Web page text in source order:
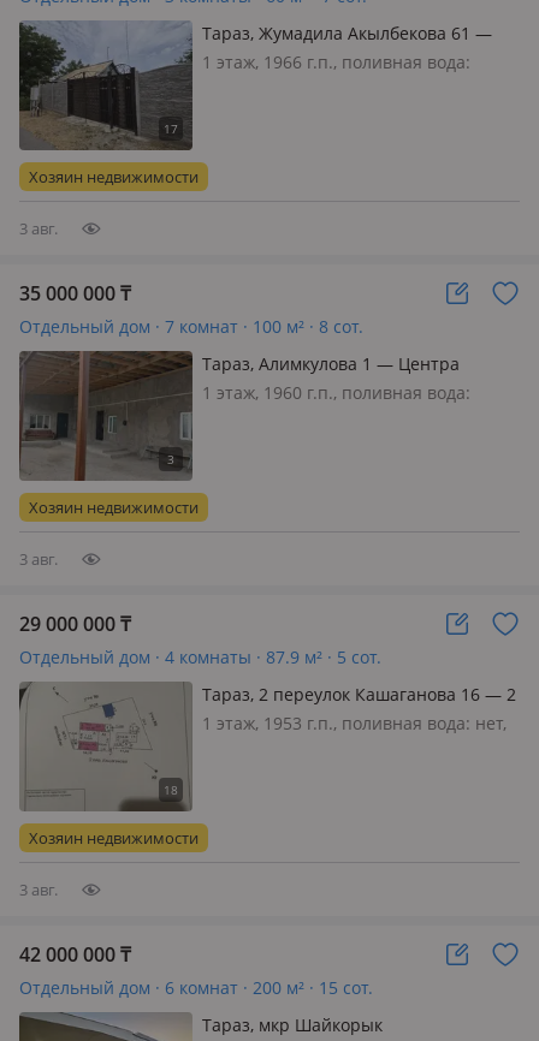
Тараз, Жумадила Акылбекова 61 —
ЖД вокзал
1 этаж, 1966 г.п., поливная вода:
продаётся дом, за линией, недалеко
от ЖД вокзала, семь соток, т…
Хозяин недвижимости
3 авг.
35 000 000₸
Отдельный дом · 7 комнат · 100 м² · 8 сот.
Тараз, Алимкулова 1 — Центра
1 этаж, 1960 г.п., поливная вода:
дом в центре города. Дом хороший
тёплый есть навес. Требуется
Хозяин недвижимости
3 авг.
29 000 000₸
Отдельный дом · 4 комнаты · 87.9 м² · 5 сот.
Тараз, 2 переулок Кашаганова 16 — 2
пер Кашаганова
1 этаж, 1953 г.п., поливная вода: нет,
дом в тихом районе города. В
шаговой доступности базарчик,
Хозяин недвижимости
3 авг.
42 000 000₸
Отдельный дом · 6 комнат · 200 м² · 15 сот.
Тараз, мкр Шайкорык